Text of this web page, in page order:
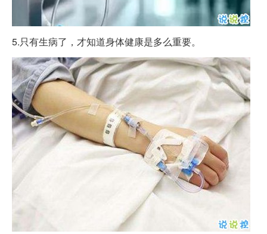
5.只有生病了，才知道身体健康是多么重要。